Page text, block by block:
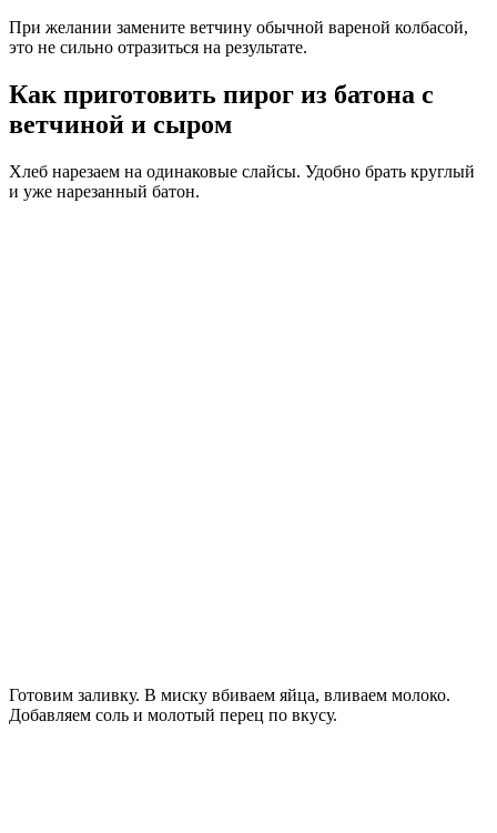
При желании замените ветчину обычной вареной колбасой,
это не сильно отразиться на результате.
Как приготовить пирог из батона с
ветчиной и сыром
Хлеб нарезаем на одинаковые слайсы. Удобно брать круглый
и уже нарезанный батон.
Готовим заливку. В миску вбиваем яйца, вливаем молоко.
Добавляем соль и молотый перец по вкусу.